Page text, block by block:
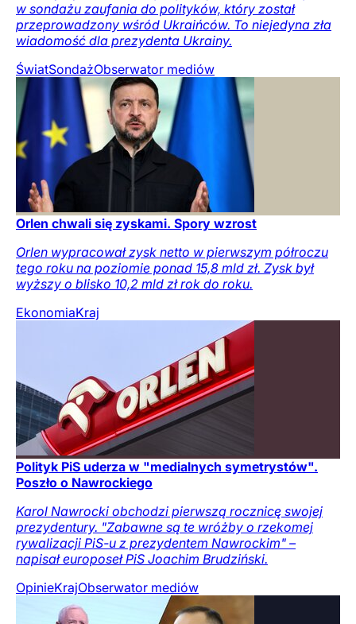
w sondażu zaufania do polityków, który został
przeprowadzony wśród Ukraińców. To niejedyna zła
wiadomość dla prezydenta Ukrainy.
ŚwiatSondażObserwator mediów
Orlen chwali się zyskami. Spory wzrost
Orlen wypracował zysk netto w pierwszym półroczu
tego roku na poziomie ponad 15,8 mld zł. Zysk był
wyższy o blisko 10,2 mld zł rok do roku.
EkonomiaKraj
Polityk PiS uderza w "medialnych symetrystów".
Poszło o Nawrockiego
Karol Nawrocki obchodzi pierwszą rocznicę swojej
prezydentury. "Zabawne są te wróżby o rzekomej
rywalizacji PiS-u z prezydentem Nawrockim" –
napisał europoseł PiS Joachim Brudziński.
OpinieKrajObserwator mediów